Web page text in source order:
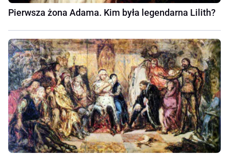
Pierwsza żona Adama. Kim była legendarna Lilith?